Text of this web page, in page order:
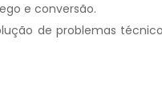
e conversão.
de problemas